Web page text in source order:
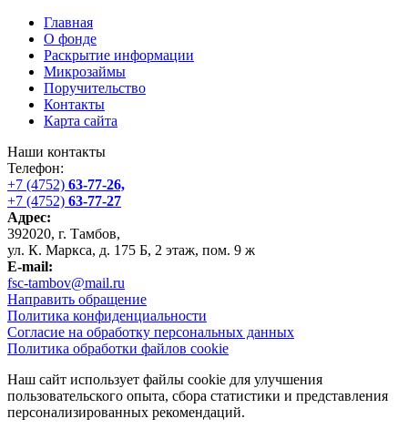
Главная
О фонде
Раскрытие информации
Микрозаймы
Поручительство
Контакты
Карта сайта
Наши контакты
Телефон:
+7 (4752) 63-77-26,
+7 (4752) 63-77-27
Адрес:
392020, г. Тамбов,
ул. К. Маркса, д. 175 Б, 2 этаж, пом. 9 ж
E-mail:
fsc-tambov@mail.ru
Направить обращение
Политика конфиденциальности
Согласие на обработку персональных данных
Политика обработки файлов cookie
Наш сайт использует файлы cookie для улучшения
пользовательского опыта, сбора статистики и представления
персонализированных рекомендаций.